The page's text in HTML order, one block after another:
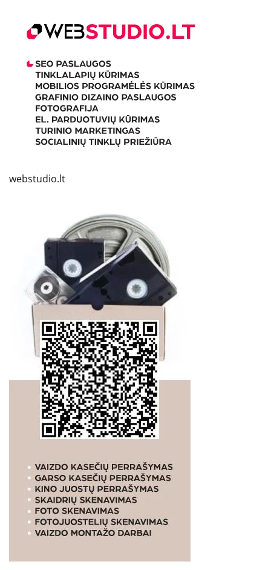
webstudio.lt